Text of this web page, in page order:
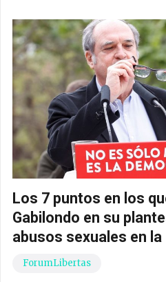
Los 7 puntos en los
Gabilondo en su
abusos sexuales en la
ForumLibertas